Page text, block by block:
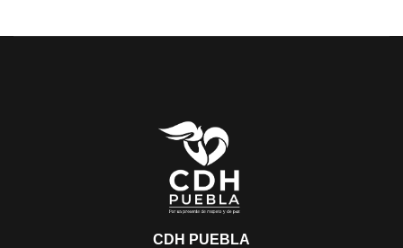
CDH PUEBLA